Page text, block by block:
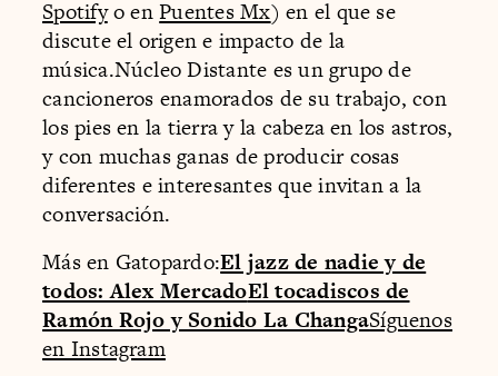
Spotifyo enPuentes Mx) en el que se
discute el origen e impacto de la
música.Núcleo Distante es un grupo de
cancioneros enamorados de su trabajo, con
los pies en la tierra y la cabeza en los astros,
y con muchas ganas de producir cosas
diferentes e interesantes que invitan a la
conversación.
Más en Gatopardo:El jazz de nadie y de
todos: Alex MercadoEl tocadiscos de
Ramón Rojo y Sonido La ChangaSíguenos
en Instagram